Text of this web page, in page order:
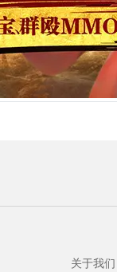
关于我们